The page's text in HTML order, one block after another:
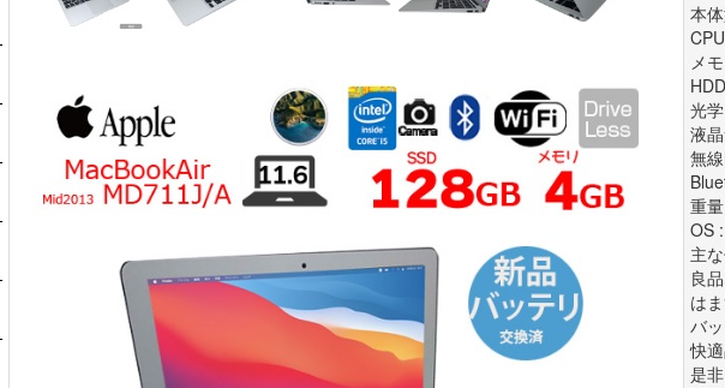
本
メ
光
液
無
重
OS
主
良
は
バ
快適
是